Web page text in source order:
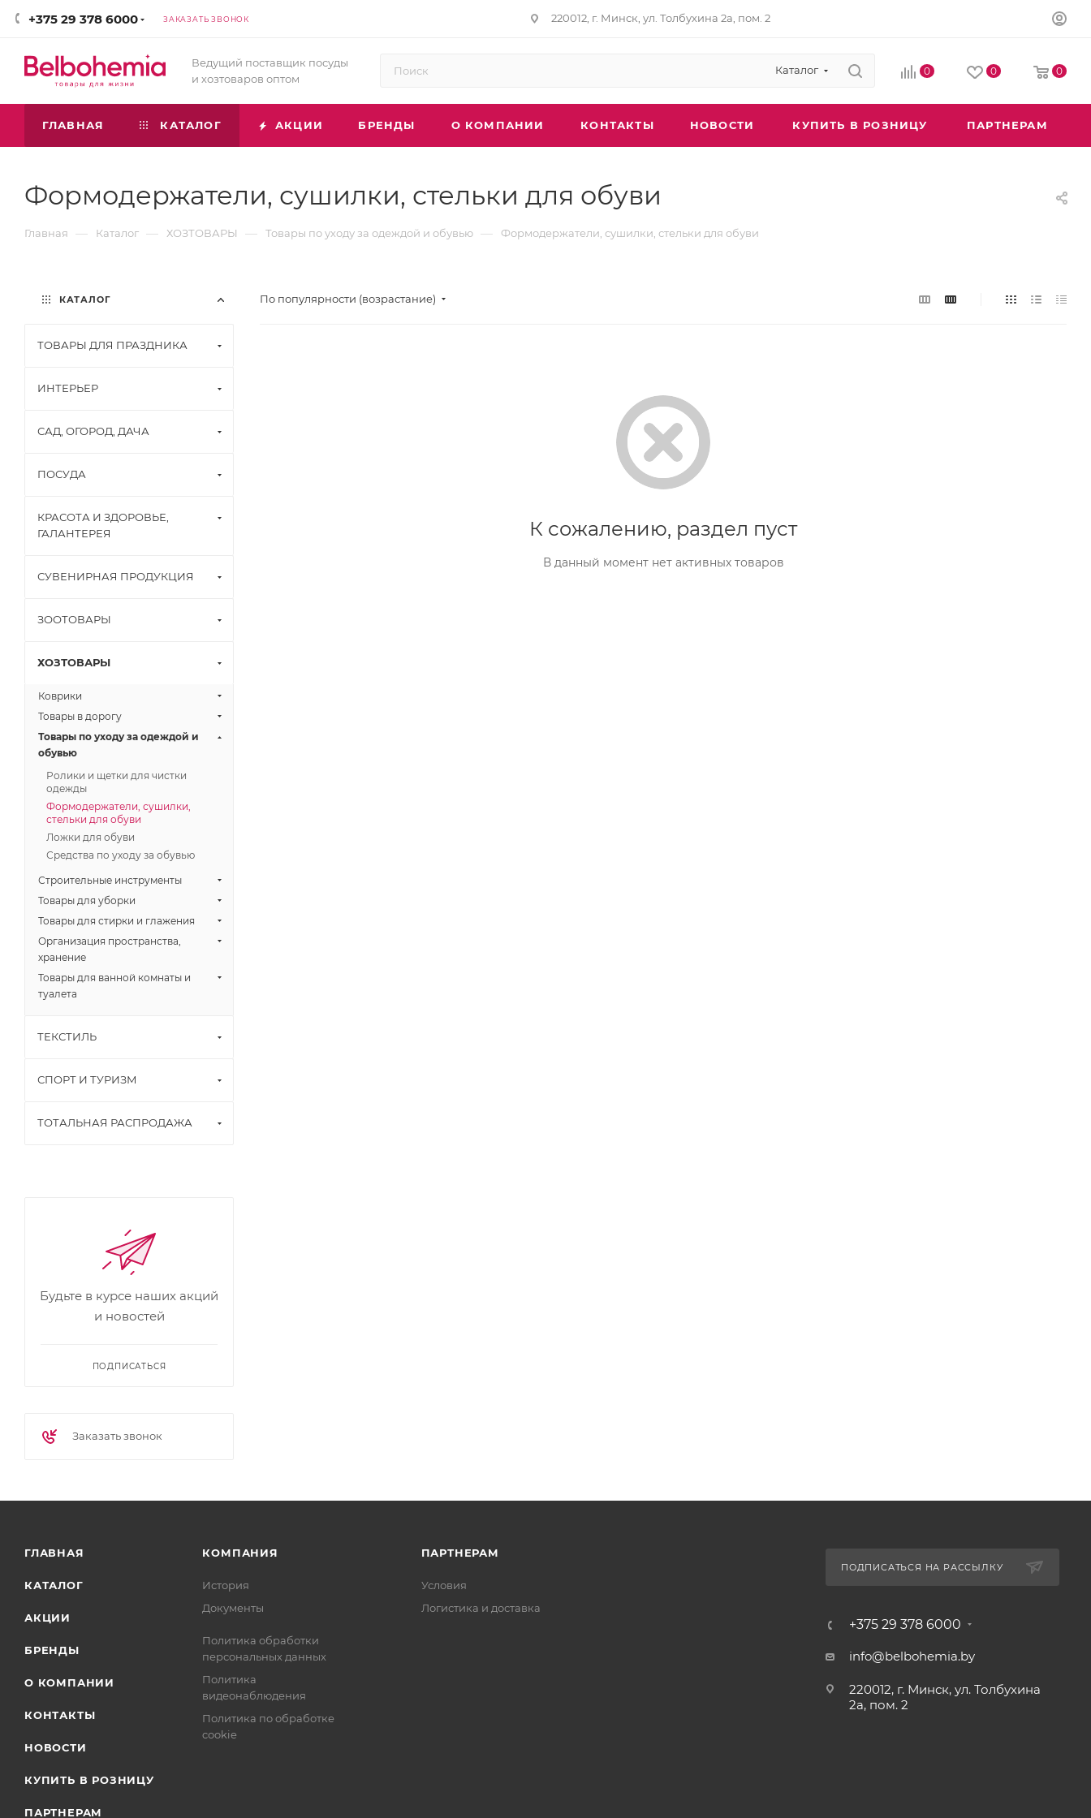
+375 29 378 6000 ЗАКАЗАТЬ ЗВОНОК 220012, г. Минск, ул. Толбухина 2а, пом. 2
Ведущий поставщик посуды
и хозтоваров оптом
Каталог 0 0 0
ГЛАВНАЯ КАТАЛОГ АКЦИИ БРЕНДЫ О КОМПАНИИ КОНТАКТЫ НОВОСТИ КУПИТЬ В РОЗНИЦУ ПАРТНЕРАМ
Формодержатели, сушилки, стельки для обуви
Главная — Каталог — ХОЗТОВАРЫ — Товары по уходу за одеждой и обувью — Формодержатели, сушилки, стельки для обуви
По популярности (возрастание)
К сожалению, раздел пуст
В данный момент нет активных товаров
КАТАЛОГ
ТОВАРЫ ДЛЯ ПРАЗДНИКА
ИНТЕРЬЕР
САД, ОГОРОД, ДАЧА
ПОСУДА
КРАСОТА И ЗДОРОВЬЕ,
ГАЛАНТЕРЕЯ
СУВЕНИРНАЯ ПРОДУКЦИЯ
ЗООТОВАРЫ
ХОЗТОВАРЫ
Коврики
Товары в дорогу
Товары по уходу за одеждой и
обувью
Ролики и щетки для чистки
одежды
Формодержатели, сушилки,
стельки для обуви
Ложки для обуви
Средства по уходу за обувью
Строительные инструменты
Товары для уборки
Товары для стирки и глажения
Организация пространства,
хранение
Товары для ванной комнаты и
туалета
ТЕКСТИЛЬ
СПОРТ И ТУРИЗМ
ТОТАЛЬНАЯ РАСПРОДАЖА
Будьте в курсе наших акций
и новостей
ПОДПИСАТЬСЯ
Заказать звонок
ГЛАВНАЯ
КАТАЛОГ
АКЦИИ
БРЕНДЫ
О КОМПАНИИ
КОНТАКТЫ
НОВОСТИ
КУПИТЬ В РОЗНИЦУ
ПАРТНЕРАМ
КОМПАНИЯ
История
Документы
Политика обработки
персональных данных
Политика
видеонаблюдения
Политика по обработке
cookie
ПАРТНЕРАМ
Условия
Логистика и доставка
ПОДПИСАТЬСЯ НА РАССЫЛКУ
+375 29 378 6000
info@belbohemia.by
220012, г. Минск, ул. Толбухина
2а, пом. 2